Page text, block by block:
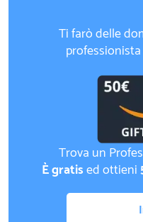
Ti farò delle
Trova un
È gratised ottieni